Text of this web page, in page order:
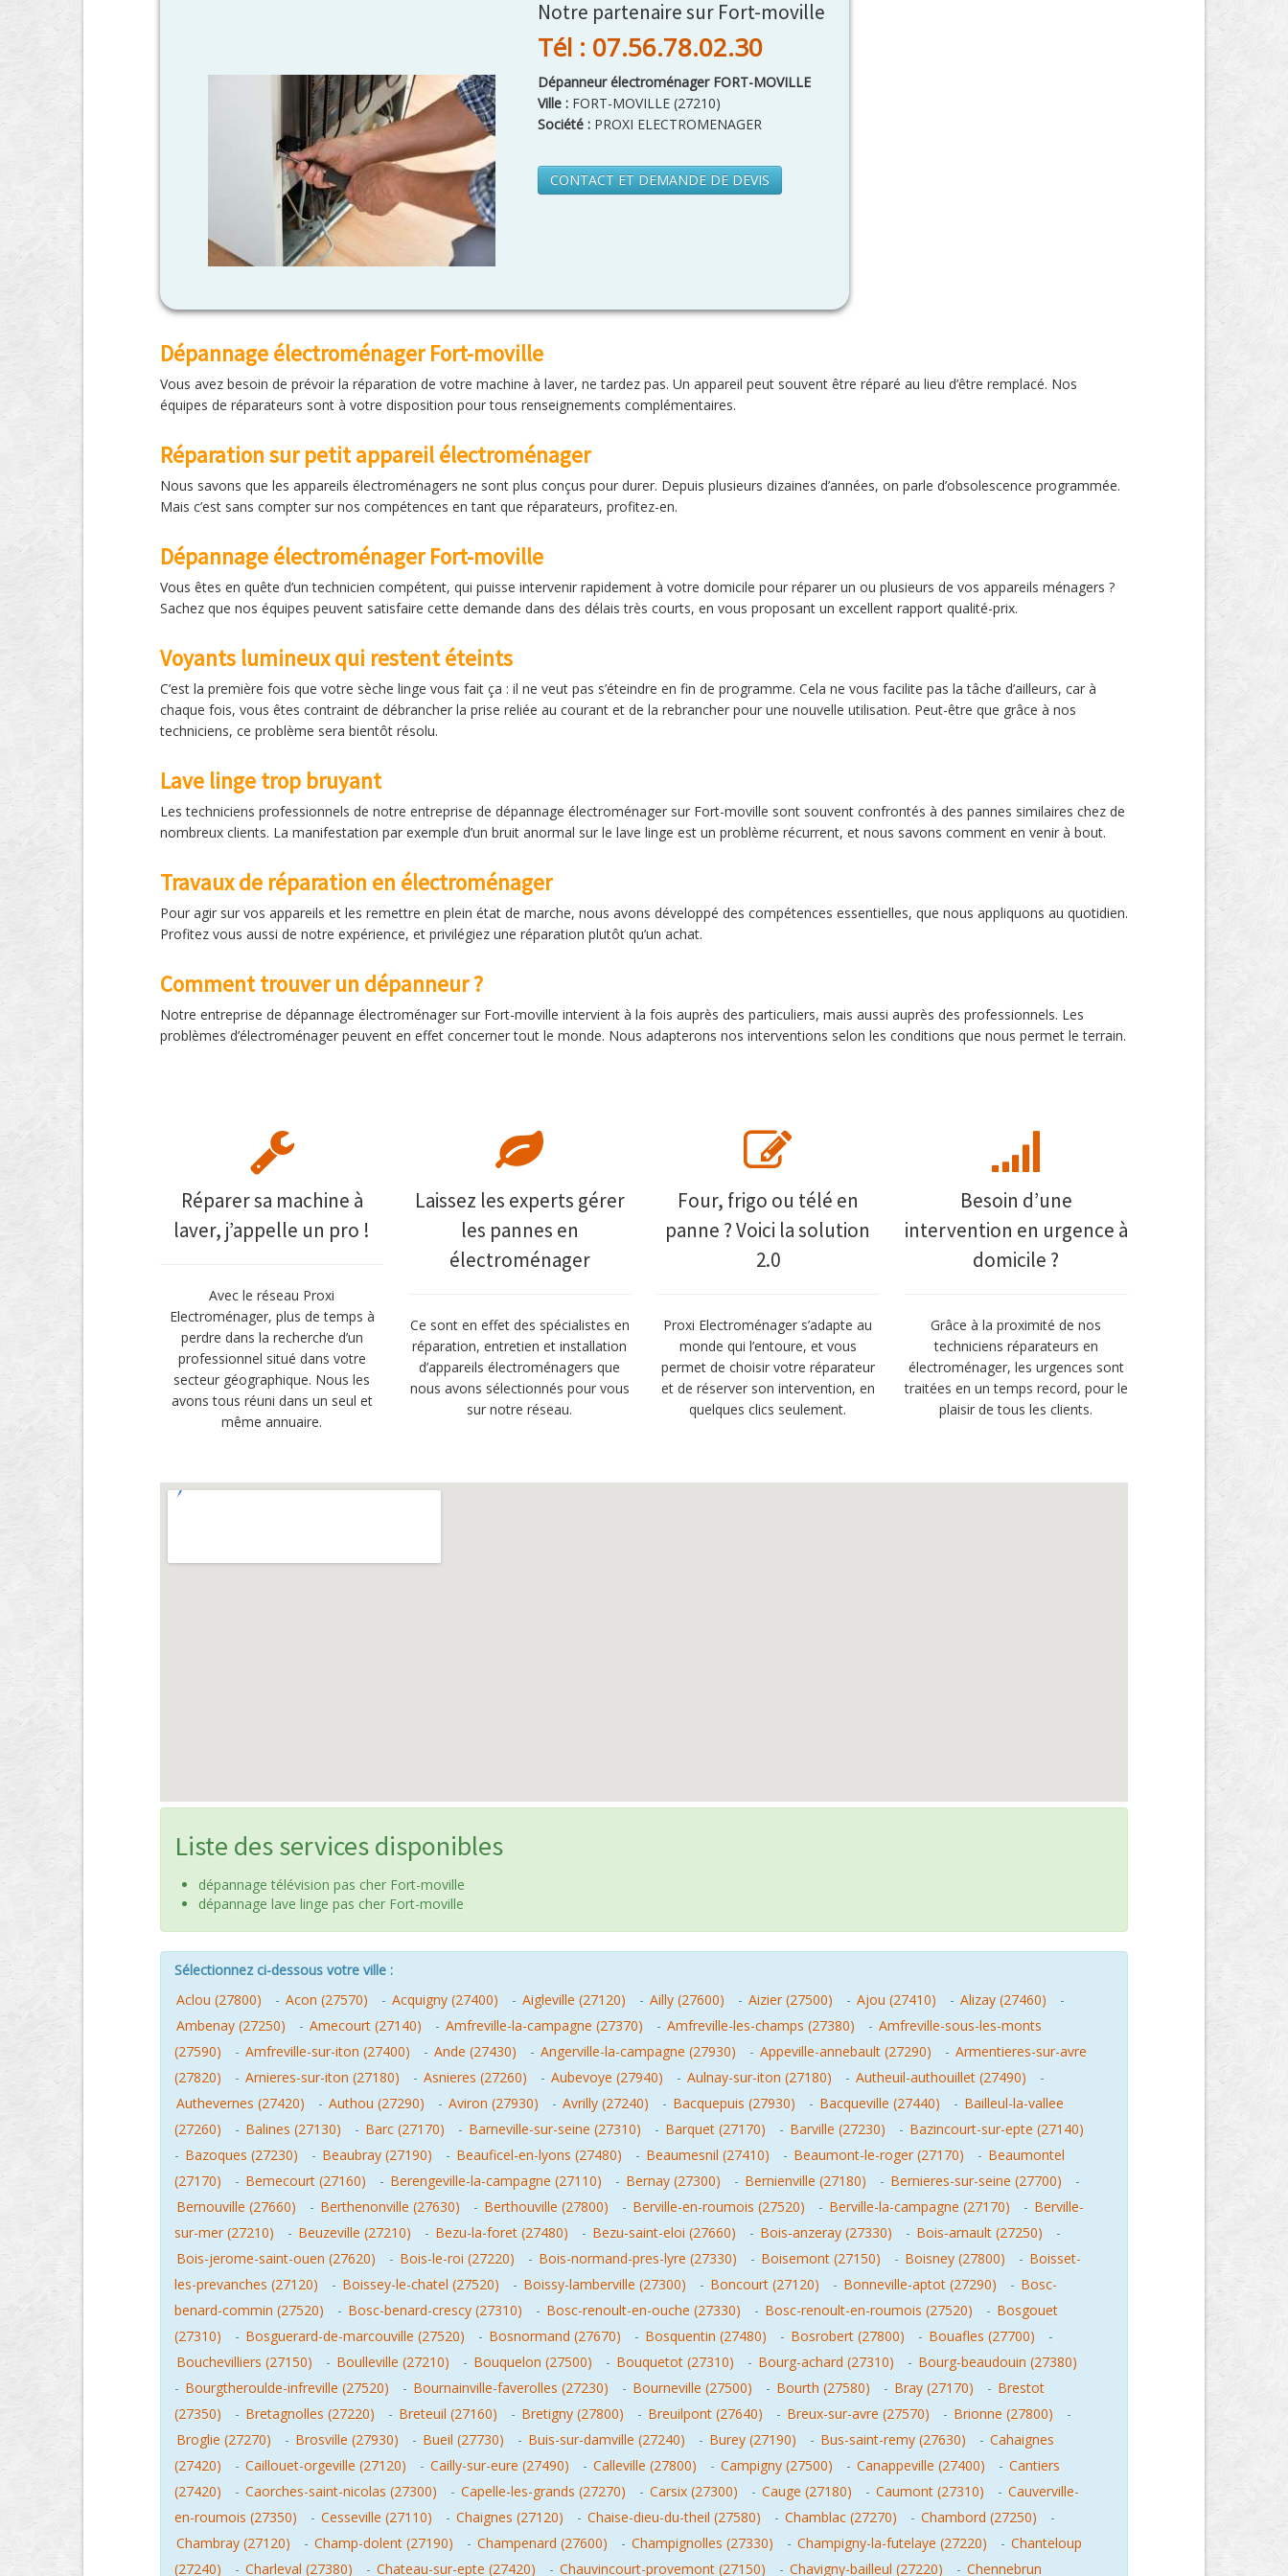
Notre partenaire sur Fort-moville
Tél : 07.56.78.02.30
Dépanneur électroménager FORT-MOVILLE
Ville : FORT-MOVILLE (27210)
Société : PROXI ELECTROMENAGER
CONTACT ET DEMANDE DE DEVIS
Dépannage électroménager Fort-moville
Vous avez besoin de prévoir la réparation de votre machine à laver, ne tardez pas. Un appareil peut souvent être réparé au lieu d’être remplacé. Nos
équipes de réparateurs sont à votre disposition pour tous renseignements complémentaires.
Réparation sur petit appareil électroménager
Nous savons que les appareils électroménagers ne sont plus conçus pour durer. Depuis plusieurs dizaines d’années, on parle d’obsolescence programmée.
Mais c’est sans compter sur nos compétences en tant que réparateurs, profitez-en.
Dépannage électroménager Fort-moville
Vous êtes en quête d’un technicien compétent, qui puisse intervenir rapidement à votre domicile pour réparer un ou plusieurs de vos appareils ménagers ?
Sachez que nos équipes peuvent satisfaire cette demande dans des délais très courts, en vous proposant un excellent rapport qualité-prix.
Voyants lumineux qui restent éteints
C’est la première fois que votre sèche linge vous fait ça : il ne veut pas s’éteindre en fin de programme. Cela ne vous facilite pas la tâche d’ailleurs, car à
chaque fois, vous êtes contraint de débrancher la prise reliée au courant et de la rebrancher pour une nouvelle utilisation. Peut-être que grâce à nos
techniciens, ce problème sera bientôt résolu.
Lave linge trop bruyant
Les techniciens professionnels de notre entreprise de dépannage électroménager sur Fort-moville sont souvent confrontés à des pannes similaires chez de
nombreux clients. La manifestation par exemple d’un bruit anormal sur le lave linge est un problème récurrent, et nous savons comment en venir à bout.
Travaux de réparation en électroménager
Pour agir sur vos appareils et les remettre en plein état de marche, nous avons développé des compétences essentielles, que nous appliquons au quotidien.
Profitez vous aussi de notre expérience, et privilégiez une réparation plutôt qu’un achat.
Comment trouver un dépanneur ?
Notre entreprise de dépannage électroménager sur Fort-moville intervient à la fois auprès des particuliers, mais aussi auprès des professionnels. Les
problèmes d’électroménager peuvent en effet concerner tout le monde. Nous adapterons nos interventions selon les conditions que nous permet le terrain.
Réparer sa machine à
laver, j’appelle un pro !
Avec le réseau Proxi
Electroménager, plus de temps à
perdre dans la recherche d’un
professionnel situé dans votre
secteur géographique. Nous les
avons tous réuni dans un seul et
même annuaire.
Laissez les experts gérer
les pannes en
électroménager
Ce sont en effet des spécialistes en
réparation, entretien et installation
d’appareils électroménagers que
nous avons sélectionnés pour vous
sur notre réseau.
Four, frigo ou télé en
panne ? Voici la solution
2.0
Proxi Electroménager s’adapte au
monde qui l’entoure, et vous
permet de choisir votre réparateur
et de réserver son intervention, en
quelques clics seulement.
Besoin d’une
intervention en urgence à
domicile ?
Grâce à la proximité de nos
techniciens réparateurs en
électroménager, les urgences sont
traitées en un temps record, pour le
plaisir de tous les clients.
Liste des services disponibles
dépannage télévision pas cher Fort-moville
dépannage lave linge pas cher Fort-moville
Sélectionnez ci-dessous votre ville :
Aclou (27800)
- Acon (27570) - Acquigny (27400) - Aigleville (27120) - Ailly (27600) - Aizier (27500) - Ajou (27410) - Alizay (27460)
-
Ambenay (27250)
- Amecourt (27140) - Amfreville-la-campagne (27370) - Amfreville-les-champs (27380) - Amfreville-sous-les-monts
(27590)
- Amfreville-sur-iton (27400) - Ande (27430) - Angerville-la-campagne (27930) - Appeville-annebault (27290) - Armentieres-sur-avre
(27820)
- Arnieres-sur-iton (27180) - Asnieres (27260) - Aubevoye (27940) - Aulnay-sur-iton (27180) - Autheuil-authouillet (27490)
-
Authevernes (27420)
- Authou (27290) - Aviron (27930) - Avrilly (27240) - Bacquepuis (27930) - Bacqueville (27440) - Bailleul-la-vallee
(27260)
- Balines (27130) - Barc (27170) - Barneville-sur-seine (27310) - Barquet (27170) - Barville (27230) - Bazincourt-sur-epte (27140)
- Bazoques (27230) - Beaubray (27190) - Beauficel-en-lyons (27480) - Beaumesnil (27410) - Beaumont-le-roger (27170) - Beaumontel
(27170)
- Bemecourt (27160) - Berengeville-la-campagne (27110) - Bernay (27300) - Bernienville (27180) - Bernieres-sur-seine (27700)
-
Bernouville (27660)
- Berthenonville (27630) - Berthouville (27800) - Berville-en-roumois (27520) - Berville-la-campagne (27170) - Berville-
sur-mer (27210)
- Beuzeville (27210) - Bezu-la-foret (27480) - Bezu-saint-eloi (27660) - Bois-anzeray (27330) - Bois-arnault (27250)
-
Bois-jerome-saint-ouen (27620)
- Bois-le-roi (27220) - Bois-normand-pres-lyre (27330) - Boisemont (27150) - Boisney (27800) - Boisset-
les-prevanches (27120)
- Boissey-le-chatel (27520) - Boissy-lamberville (27300) - Boncourt (27120) - Bonneville-aptot (27290) - Bosc-
benard-commin (27520)
- Bosc-benard-crescy (27310) - Bosc-renoult-en-ouche (27330) - Bosc-renoult-en-roumois (27520) - Bosgouet
(27310)
- Bosguerard-de-marcouville (27520) - Bosnormand (27670) - Bosquentin (27480) - Bosrobert (27800) - Bouafles (27700)
-
Bouchevilliers (27150)
- Boulleville (27210) - Bouquelon (27500) - Bouquetot (27310) - Bourg-achard (27310) - Bourg-beaudouin (27380)
- Bourgtheroulde-infreville (27520) - Bournainville-faverolles (27230) - Bourneville (27500) - Bourth (27580) - Bray (27170) - Brestot
(27350)
- Bretagnolles (27220) - Breteuil (27160) - Bretigny (27800) - Breuilpont (27640) - Breux-sur-avre (27570) - Brionne (27800)
-
Broglie (27270)
- Brosville (27930) - Bueil (27730) - Buis-sur-damville (27240) - Burey (27190) - Bus-saint-remy (27630) - Cahaignes
(27420)
- Caillouet-orgeville (27120) - Cailly-sur-eure (27490) - Calleville (27800) - Campigny (27500) - Canappeville (27400) - Cantiers
(27420)
- Caorches-saint-nicolas (27300) - Capelle-les-grands (27270) - Carsix (27300) - Cauge (27180) - Caumont (27310) - Cauverville-
en-roumois (27350)
- Cesseville (27110) - Chaignes (27120) - Chaise-dieu-du-theil (27580) - Chamblac (27270) - Chambord (27250)
-
Chambray (27120)
- Champ-dolent (27190) - Champenard (27600) - Champignolles (27330) - Champigny-la-futelaye (27220) - Chanteloup
(27240)
- Charleval (27380) - Chateau-sur-epte (27420) - Chauvincourt-provemont (27150) - Chavigny-bailleul (27220) - Chennebrun